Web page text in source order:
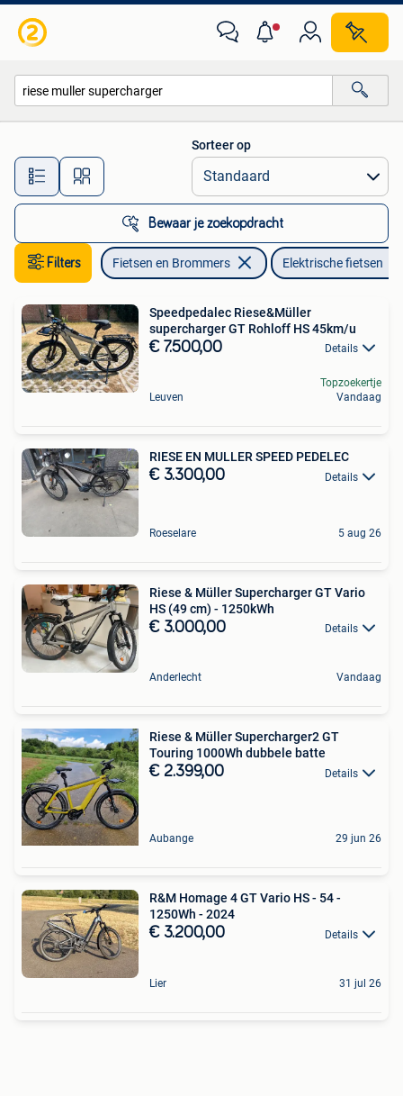
Alle afstanden…
Sorteer op
Bewaar je zoekopdracht
Filters Fietsen en Brommers Elektrische fietsen
Speedpedalec Riese&Müller
supercharger GT Rohloff HS 45km/u
€ 7.500,00 Details
Leuven
Topzoekertje
Vandaag
RIESE EN MULLER SPEED PEDELEC
€ 3.300,00 Details
Roeselare 5 aug 26
Riese & Müller Supercharger GT Vario
HS (49 cm) - 1250kWh
€ 3.000,00 Details
Anderlecht Vandaag
Riese & Müller Supercharger2 GT
Touring 1000Wh dubbele batte
€ 2.399,00 Details
Aubange 29 jun 26
R&M Homage 4 GT Vario HS - 54 -
1250Wh - 2024
€ 3.200,00 Details
Lier 31 jul 26